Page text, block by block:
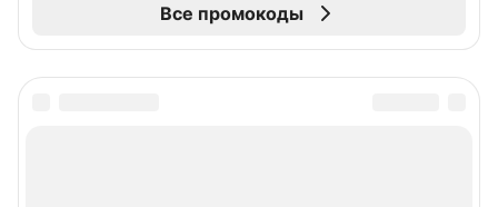
Все промокоды